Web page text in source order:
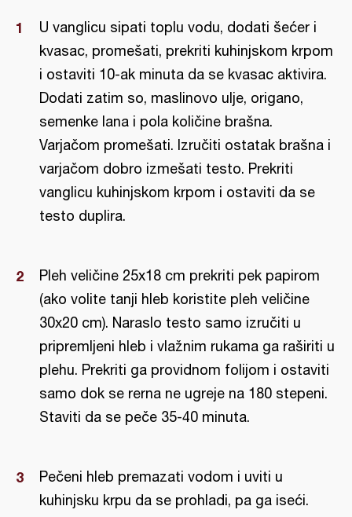
U vanglicu sipati toplu vodu, dodati šećer i
kvasac, promešati, prekriti kuhinjskom krpom
i ostaviti 10-ak minuta da se kvasac aktivira.
Dodati zatim so, maslinovo ulje, origano,
semenke lana i pola količine brašna.
Varjačom promešati. Izručiti ostatak brašna i
varjačom dobro izmešati testo. Prekriti
vanglicu kuhinjskom krpom i ostaviti da se
testo duplira.
Pleh veličine 25x18 cm prekriti pek papirom
(ako volite tanji hleb koristite pleh veličine
30x20 cm). Naraslo testo samo izručiti u
pripremljeni hleb i vlažnim rukama ga raširiti u
plehu. Prekriti ga providnom folijom i ostaviti
samo dok se rerna ne ugreje na 180 stepeni.
Staviti da se peče 35-40 minuta.
Pečeni hleb premazati vodom i uviti u
kuhinjsku krpu da se prohladi, pa ga iseći.